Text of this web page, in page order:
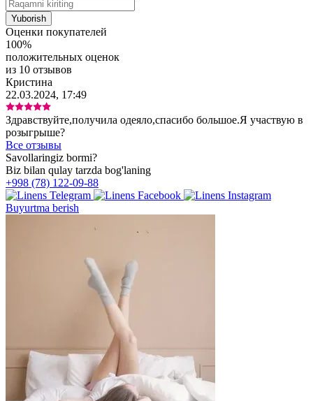
Оценки покупателей
100%
положительных оценок
из 10 отзывов
Кристина
22.03.2024, 17:49
Здравствуйте,получила одеяло,спасибо большое.Я участвую в
розыгрыше?
Все отзывы
Savollaringiz bormi?
Biz bilan qulay tarzda bog'laning
+998 (78) 122-09-88
Buyurtma berish